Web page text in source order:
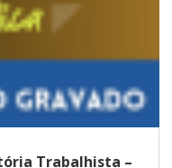
Trabalhista –